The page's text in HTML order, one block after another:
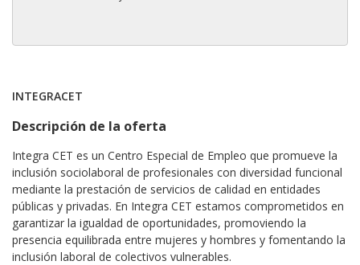
INTEGRACET
Descripción de la oferta
Integra CET es un Centro Especial de Empleo que promueve la
inclusión sociolaboral de profesionales con diversidad funcional
mediante la prestación de servicios de calidad en entidades
públicas y privadas. En Integra CET estamos comprometidos en
garantizar la igualdad de oportunidades, promoviendo la
presencia equilibrada entre mujeres y hombres y fomentando la
inclusión laboral de colectivos vulnerables.